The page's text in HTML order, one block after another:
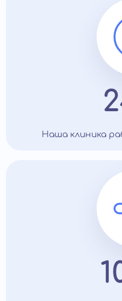
Наша клиника